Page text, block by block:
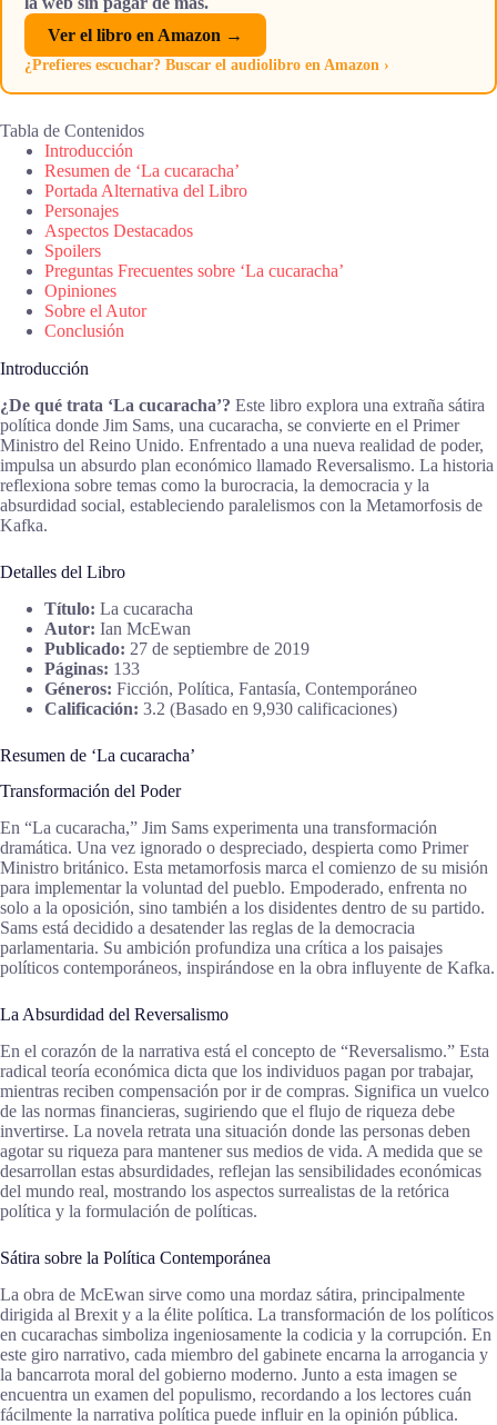
Ver el libro en Amazon →
¿Prefieres escuchar? Buscar el audiolibro en Amazon ›
Tabla de Contenidos
Introducción
Resumen de ‘La cucaracha’
Portada Alternativa del Libro
Personajes
Aspectos Destacados
Spoilers
Preguntas Frecuentes sobre ‘La cucaracha’
Opiniones
Sobre el Autor
Conclusión
Introducción
¿De qué trata ‘La cucaracha’? Este libro explora una extraña sátira
política donde Jim Sams, una cucaracha, se convierte en el Primer
Ministro del Reino Unido. Enfrentado a una nueva realidad de poder,
impulsa un absurdo plan económico llamado Reversalismo. La historia
reflexiona sobre temas como la burocracia, la democracia y la
absurdidad social, estableciendo paralelismos con la Metamorfosis de
Kafka.
Detalles del Libro
Título: La cucaracha
Autor: Ian McEwan
Publicado: 27 de septiembre de 2019
Páginas: 133
Géneros: Ficción, Política, Fantasía, Contemporáneo
Calificación: 3.2 (Basado en 9,930 calificaciones)
Resumen de ‘La cucaracha’
Transformación del Poder
En “La cucaracha,” Jim Sams experimenta una transformación
dramática. Una vez ignorado o despreciado, despierta como Primer
Ministro británico. Esta metamorfosis marca el comienzo de su misión
para implementar la voluntad del pueblo. Empoderado, enfrenta no
solo a la oposición, sino también a los disidentes dentro de su partido.
Sams está decidido a desatender las reglas de la democracia
parlamentaria. Su ambición profundiza una crítica a los paisajes
políticos contemporáneos, inspirándose en la obra influyente de Kafka.
La Absurdidad del Reversalismo
En el corazón de la narrativa está el concepto de “Reversalismo.” Esta
radical teoría económica dicta que los individuos pagan por trabajar,
mientras reciben compensación por ir de compras. Significa un vuelco
de las normas financieras, sugiriendo que el flujo de riqueza debe
invertirse. La novela retrata una situación donde las personas deben
agotar su riqueza para mantener sus medios de vida. A medida que se
desarrollan estas absurdidades, reflejan las sensibilidades económicas
del mundo real, mostrando los aspectos surrealistas de la retórica
política y la formulación de políticas.
Sátira sobre la Política Contemporánea
La obra de McEwan sirve como una mordaz sátira, principalmente
dirigida al Brexit y a la élite política. La transformación de los políticos
en cucarachas simboliza ingeniosamente la codicia y la corrupción. En
este giro narrativo, cada miembro del gabinete encarna la arrogancia y
la bancarrota moral del gobierno moderno. Junto a esta imagen se
encuentra un examen del populismo, recordando a los lectores cuán
fácilmente la narrativa política puede influir en la opinión pública.